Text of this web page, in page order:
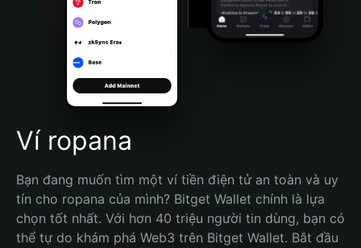
Português (Brasil)
Español (Argentina)
Ví ropana
Bạn đang muốn tìm một ví tiền điện tử an toàn và uy
tín cho ropana của mình? Bitget Wallet chính là lựa
chọn tốt nhất. Với hơn 40 triệu người tin dùng, bạn có
thể tự do khám phá Web3 trên Bitget Wallet. Bắt đầu